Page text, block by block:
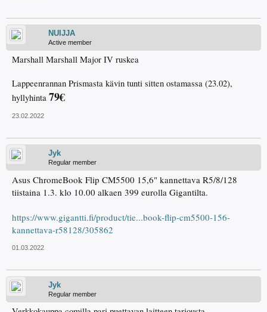
NUIJJA
Active member
Marshall Marshall Major IV ruskea
Lappeenrannan Prismasta kävin tunti sitten ostamassa (23.02),
hyllyhinta 79€
23.02.2022
Jyk
Regular member
Asus ChromeBook Flip CM5500 15,6" kannettava R5/8/128
tiistaina 1.3. klo 10.00 alkaen 399 eurolla Gigantilta.
https://www.gigantti.fi/product/tie...book-flip-cm5500-156-
kannettava-r58128/305862
01.03.2022
Jyk
Regular member